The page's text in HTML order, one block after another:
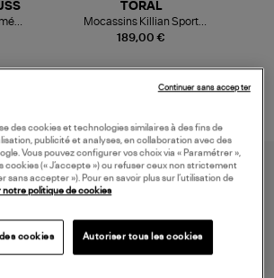
189,00 €
TORAL
Mocassins Killian Sport
Mousse
des cookies et technologies similaires à des fins de
publicité et analyses, en collaboration avec des
Vous pouvez configurer vos choix via « Paramétrer »,
cookies (« J’accepte ») ou refuser ceux non strictement
sans accepter »). Pour en savoir plus sur l’utilisation de
notre politique de cookies
cookies Autoriser tous les cookies
Continuer sans accepter